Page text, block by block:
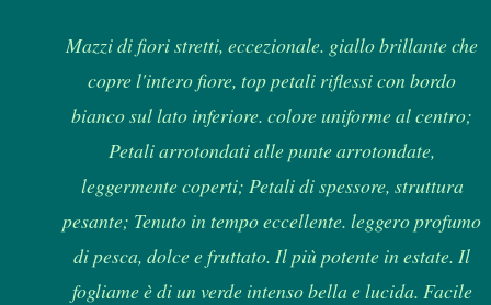
Mazzi di fiori stretti, eccezionale. giallo brillante che
copre l'intero fiore, top petali riflessi con bordo
bianco sul lato inferiore. colore uniforme al centro;
Petali arrotondati alle punte arrotondate,
leggermente coperti; Petali di spessore, struttura
pesante; Tenuto in tempo eccellente. leggero profumo
di pesca, dolce e fruttato. Il più potente in estate. Il
fogliame è di un verde intenso bella e lucida. Facile